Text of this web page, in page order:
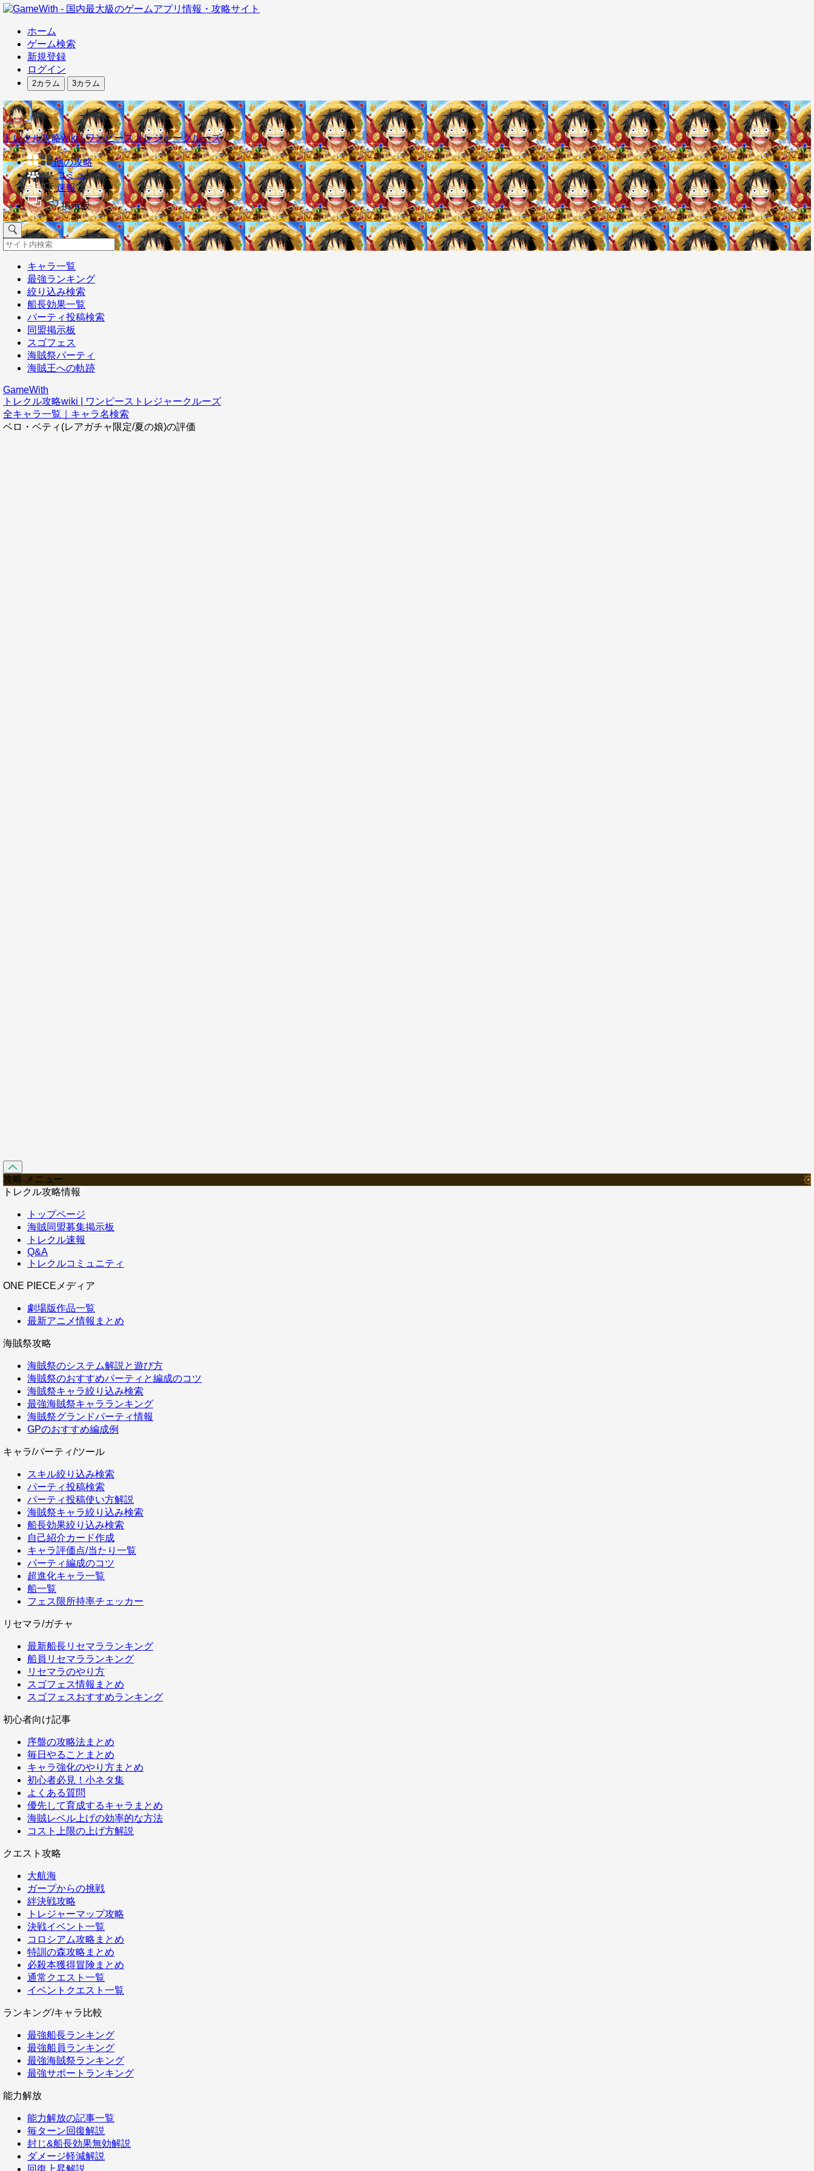
ホーム
ゲーム検索
新規登録
ログイン
2カラム 3カラム
トレクル攻略wiki | ワンピーストレジャークルーズ
他の攻略
コミュ
速報
掲示板
キャラ一覧
最強ランキング
絞り込み検索
船長効果一覧
パーティ投稿検索
同盟掲示板
スゴフェス
海賊祭パーティ
海賊王への軌跡
GameWith
トレクル攻略wiki | ワンピーストレジャークルーズ
全キャラ一覧｜キャラ名検索
ベロ・ベティ(レアガチャ限定/夏の娘)の評価
攻略 メニュー
トレクル攻略情報
トップページ
海賊同盟募集掲示板
トレクル速報
Q&A
トレクルコミュニティ
ONE PIECEメディア
劇場版作品一覧
最新アニメ情報まとめ
海賊祭攻略
海賊祭のシステム解説と遊び方
海賊祭のおすすめパーティと編成のコツ
海賊祭キャラ絞り込み検索
最強海賊祭キャラランキング
海賊祭グランドパーティ情報
GPのおすすめ編成例
キャラ/パーティ/ツール
スキル絞り込み検索
パーティ投稿検索
パーティ投稿使い方解説
海賊祭キャラ絞り込み検索
船長効果絞り込み検索
自己紹介カード作成
キャラ評価点/当たり一覧
パーティ編成のコツ
超進化キャラ一覧
船一覧
フェス限所持率チェッカー
リセマラ/ガチャ
最新船長リセマラランキング
船員リセマラランキング
リセマラのやり方
スゴフェス情報まとめ
スゴフェスおすすめランキング
初心者向け記事
序盤の攻略法まとめ
毎日やることまとめ
キャラ強化のやり方まとめ
初心者必見！小ネタ集
よくある質問
優先して育成するキャラまとめ
海賊レベル上げの効率的な方法
コスト上限の上げ方解説
クエスト攻略
大航海
ガープからの挑戦
絆決戦攻略
トレジャーマップ攻略
決戦イベント一覧
コロシアム攻略まとめ
特訓の森攻略まとめ
必殺本獲得冒険まとめ
通常クエスト一覧
イベントクエスト一覧
ランキング/キャラ比較
最強船長ランキング
最強船員ランキング
最強海賊祭ランキング
最強サポートランキング
能力解放
能力解放の記事一覧
毎ターン回復解説
封じ&船長効果無効解説
ダメージ軽減解説
回復上昇解説